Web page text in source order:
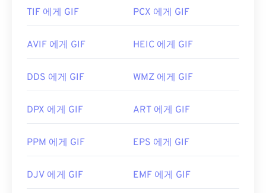
TIF 에게 GIF PCX 에게 GIF
AVIF 에게 GIF HEIC 에게 GIF
DDS 에게 GIF WMZ 에게 GIF
DPX 에게 GIF ART 에게 GIF
PPM 에게 GIF EPS 에게 GIF
DJV 에게 GIF EMF 에게 GIF